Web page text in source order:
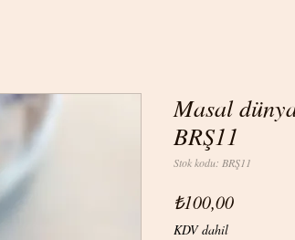
Masal
BRŞ11
Stok kodu: BRŞ11
₺100,00Fiyat
KDV dahil